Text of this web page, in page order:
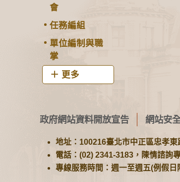
會
任務編組
單位編制與職
掌
更多
政府網站資料開放宣告 網站安
地址：100216臺北市中正區忠孝東
電話：(02) 2341-3183，陳情諮詢
專線服務時間：週一至週五(例假